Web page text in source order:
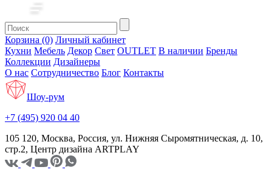
Корзина (0) Личный кабинет
Кухни Мебель Декор Свет OUTLET В наличии Бренды
Коллекции Дизайнеры
О нас Сотрудничество Блог Контакты
Шоу-рум
+7 (495) 920 04 40
105 120, Москва, Россия, ул. Нижняя Сыромятническая, д. 10,
стр.2, Центр дизайна ARTPLAY